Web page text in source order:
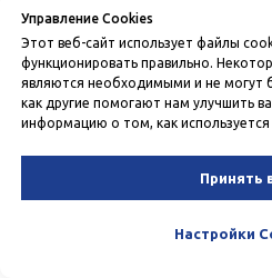
Предприниматель, владелец
ресселер на Uzum и
Видеоотзыв
Управление Cookies
Этот веб-сайт использует файлы
функционировать правильно.
являются необходимыми и не могут
как другие помогают нам улучшить
информацию о том, как используется
Принять
Настройки